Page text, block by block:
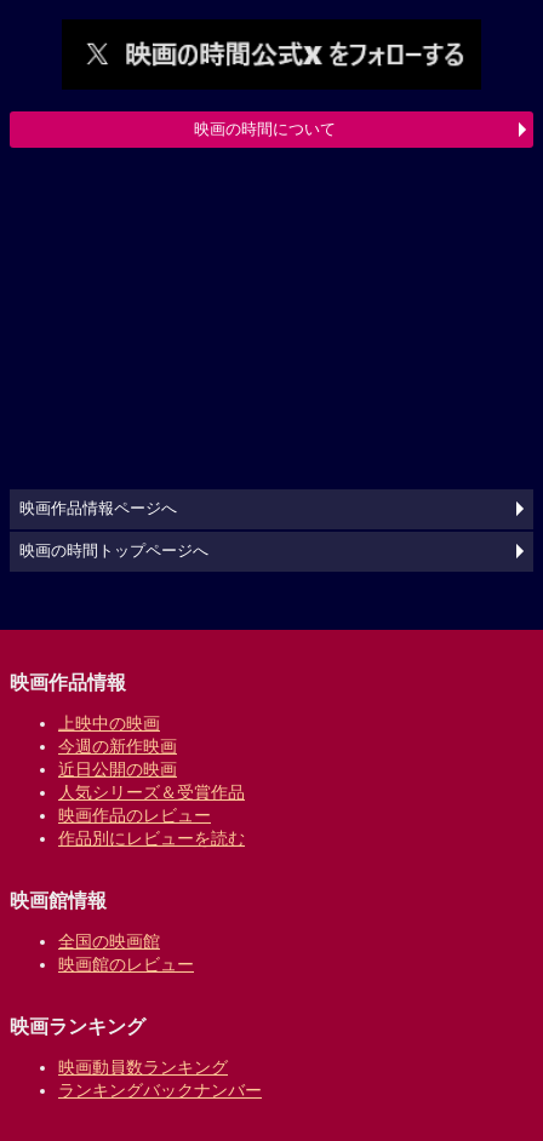
映画の時間について
映画作品情報ページへ
映画の時間トップページへ
映画作品情報
上映中の映画
今週の新作映画
近日公開の映画
人気シリーズ＆受賞作品
映画作品のレビュー
作品別にレビューを読む
映画館情報
全国の映画館
映画館のレビュー
映画ランキング
映画動員数ランキング
ランキングバックナンバー